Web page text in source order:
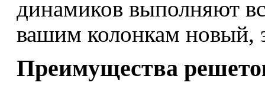
динамиков выполняют
вашим колонкам новый,
Преимущества